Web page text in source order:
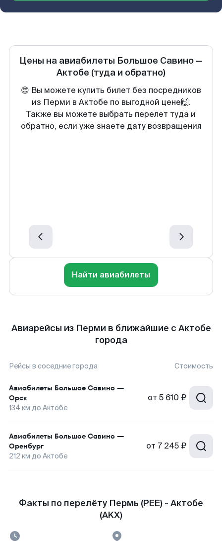
Цены на авиабилеты Большое Савино —
Актобе (туда и обратно)
😍 Вы можете купить билет без посредников
из Перми в Актобе по выгодной цене🙌.
Также вы можете выбрать перелет туда и
обратно, если уже знаете дату возвращения
Найти авиабилеты
Авиарейсы из Перми в ближайшие с Актобе
города
Рейсы в соседние города Стоимость
Авиабилеты Большое Савино —
Орск
134 км до Актобе
от 5 610 ₽
Авиабилеты Большое Савино —
Оренбург
212 км до Актобе
от 7 245 ₽
Факты по перелёту Пермь (PEE) - Актобе
(AKX)